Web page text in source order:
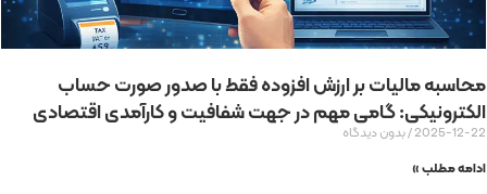
محاسبه مالیات بر ارزش افزوده فقط با صدور صورت حساب
الکترونیکی: گامی مهم در جهت شفافیت و کارآمدی اقتصادی
2025-12-22 بدون دیدگاه
ادامه مطلب »